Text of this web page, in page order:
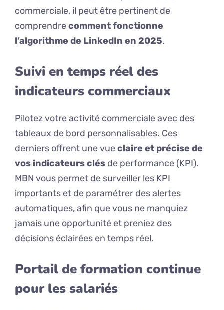
commerciale, il peut être pertinent de
comprendrecomment fonctionne
l’algorithme de LinkedIn en 2025.
Suivi en temps réel des
indicateurs commerciaux
Pilotez votre activité commerciale avec des
tableaux de bord personnalisables. Ces
derniers offrent une vueclaire et précise de
vos indicateurs clés de performance (KPI).
MBN vous permet de surveiller les KPI
importants et de paramétrer des alertes
automatiques, afin que vous ne manquiez
jamais une opportunité et preniez des
décisions éclairées en temps réel.
Portail de formation continue
pour les salariés